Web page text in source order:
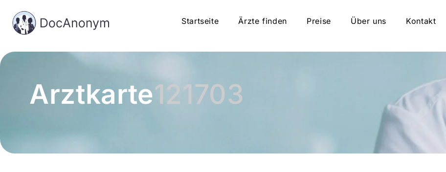
Startseite Ärzte finden Preise Über uns Kontakt
Arztkarte121703